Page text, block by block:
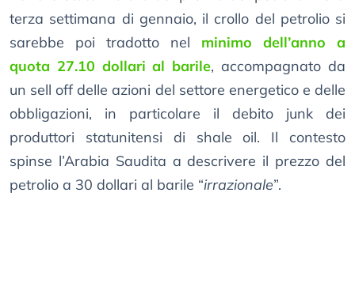
terza settimana di gennaio, il crollo del petrolio si
sarebbe poi tradotto nel minimo dell’anno a
quota 27.10 dollari al barile, accompagnato da
un sell off delle azioni del settore energetico e delle
obbligazioni, in particolare il debito junk dei
produttori statunitensi di shale oil. Il contesto
spinse l’Arabia Saudita a descrivere il prezzo del
petrolio a 30 dollari al barile “irrazionale”.